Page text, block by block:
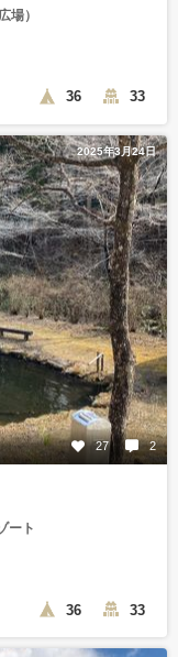
場）
36 33
2025年3月24日
27 2
ート
36 33